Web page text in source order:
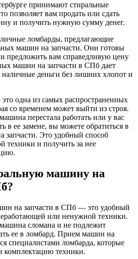
принимают стиральные
позволяет вам продать или сдать
и получить нужную сумму денег.
ломбарды, предлагающие
машин на запчасти. Они готовы
предложить вам справедливую цену
машин на запчасти в СПб дает
деньги без лишних хлопот и
одна из самых распространенных
со временем может выйти из строя.
перестала работать или у вас
в ее замене, вы можете обратиться в
запчасти. Это удобный способ
техники и получить за нее
машину на
на запчасти в СПб — это удобный
или ненужной техники.
сломана и не подлежит
ее в ломбард. Прием машин на
специалистами ломбарда, которые
комплектацию техники.